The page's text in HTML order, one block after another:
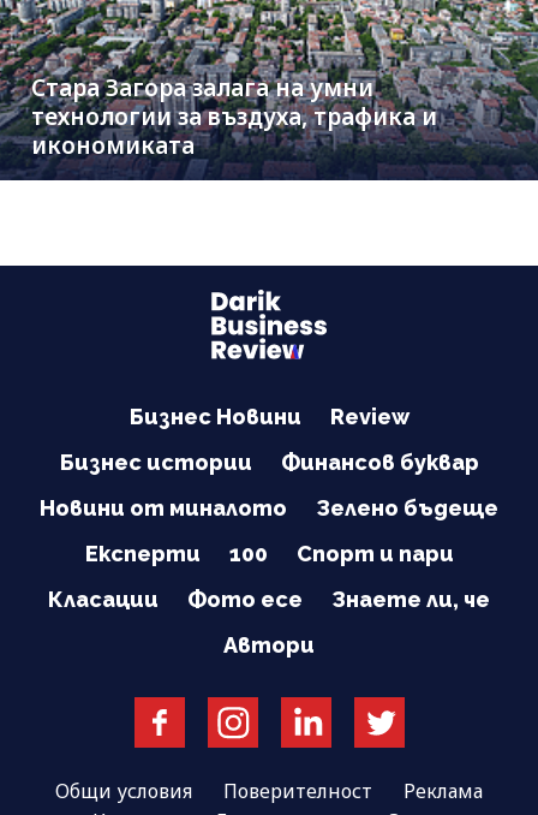
Стара Загора залага на умни
технологии за въздуха, трафика и
икономиката
Бизнес Новини
Review
Бизнес истории
Финансов буквар
Новини от миналото
Зелено бъдеще
Експерти
100
Спорт и пари
Класации
Фото есе
Знаете ли, че
Автори
Общи условия Поверителност
Реклама